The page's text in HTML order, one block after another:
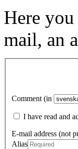
Here
mail, an
Comment (in
I have read and
E-mail address (not
Alias